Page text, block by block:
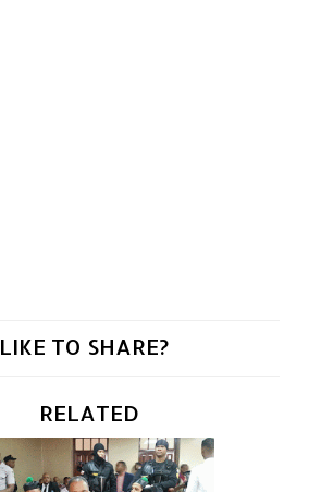
LIKE TO SHARE?
RELATED